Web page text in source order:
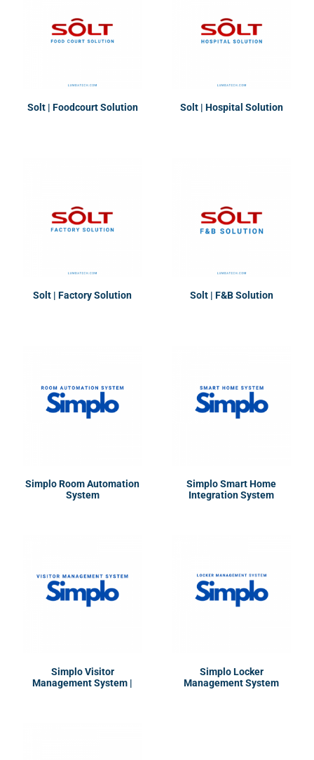
Solt | Foodcourt Solution Solt | Hospital Solution
Solt | Factory Solution Solt | F&B Solution
Simplo Room Automation
System
Simplo Smart Home
Integration System
Simplo Visitor
Management System |
Simplo Locker
Management System